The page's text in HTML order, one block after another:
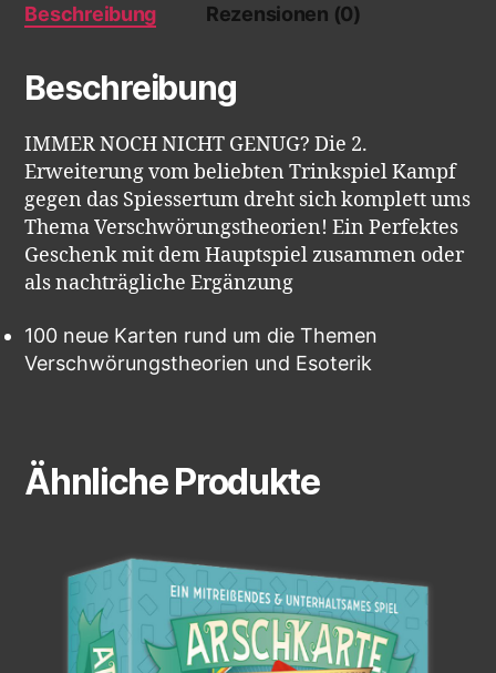
Beschreibung Rezensionen (0)
Beschreibung
IMMER NOCH NICHT GENUG? Die 2.
Erweiterung vom beliebten Trinkspiel Kampf
gegen das Spiessertum dreht sich komplett ums
Thema Verschwörungstheorien! Ein Perfektes
Geschenk mit dem Hauptspiel zusammen oder
als nachträgliche Ergänzung
100 neue Karten rund um die Themen
Verschwörungstheorien und Esoterik
Ähnliche Produkte